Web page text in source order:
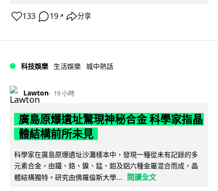
133 19 ↗ 分享
科技娛樂 生活娛樂 城中熱話
Lawton 19 小時
廣島原爆遺址驚現神秘合金 科學家指晶
體結構前所未見
科學家在廣島原爆遺址沙灘樣本中，發現一種從未有記錄的多
元素合金，由鐵、鉻、鎳、錳、鉬及鋁六種金屬混合而成，晶
體結構獨特。研究由佛羅倫斯大學...
閱讀全文